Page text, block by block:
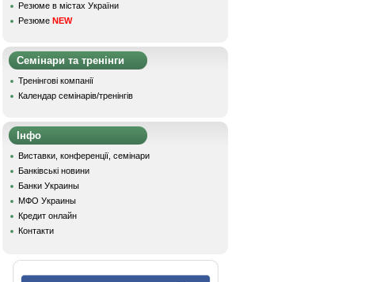
Резюме в містах України
Резюме NEW
Семінари та тренінги
Тренінгові компанії
Календар семінарів/тренінгів
Інфо
Виставки, конференції, семінари
Банківські новини
Банки Украины
МФО Украины
Кредит онлайн
Контакти